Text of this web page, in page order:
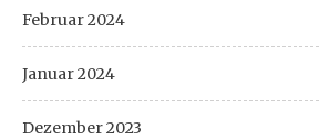
Februar 2024
Januar 2024
Dezember 2023